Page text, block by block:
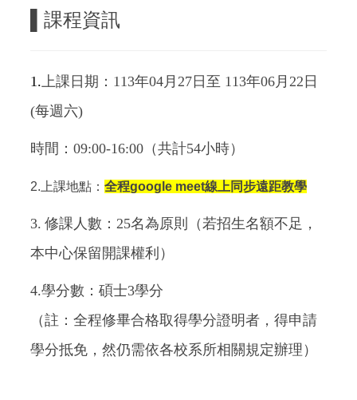
課程資訊
1.上課日期：113年04月27日至 113年06月22日
(每週六)
時間：09:00-16:00（共計54小時）
2.上課地點： 全程google meet線上同步遠距教學
3. 修課人數：25名為原則（若招生名額不足，
本中心保留開課權利）
4.學分數：碩士3學分
（註：全程修畢合格取得學分證明者，得申請
學分抵免，然仍需依各校系所相關規定辦理）